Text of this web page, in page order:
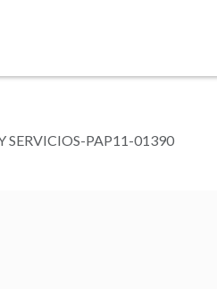
SERVICIOS-PAP11-01390